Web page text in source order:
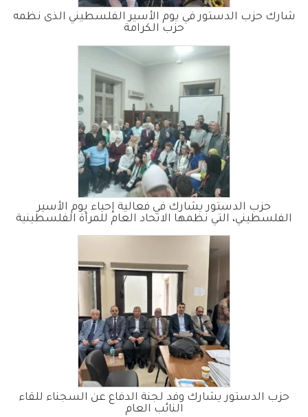
شارك حزب الدستور في يوم الأسير الفلسطيني الذى نظمه
حزب الكرامة
حزب الدستور يشارك في فعالية إحياء يوم الأسير
الفلسطيني، التي نظمها الاتحاد العام للمرأة الفلسطينية
حزب الدستور يشارك وفد لجنة الدفاع عن السجناء للقاء
النائب العام